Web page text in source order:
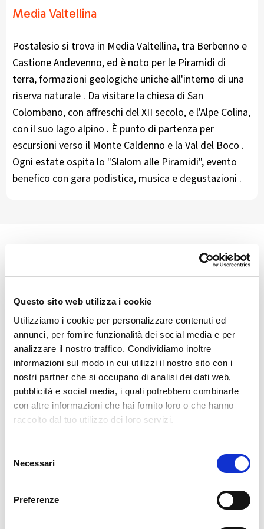
Questo sito web utilizza i cookie
Utilizziamo i cookie per personalizzare contenuti ed
annunci, per fornire funzionalità dei social media e per
analizzare il nostro traffico. Condividiamo inoltre
informazioni sul modo in cui utilizzi il nostro sito con i
nostri partner che si occupano di analisi dei dati web,
pubblicità e social media, i quali potrebbero combinarle
con altre informazioni che hai fornito loro o che hanno
raccolto dal tuo utilizzo dei loro servizi.
delNecessari
Preferenze
Media Valtellina
Postalesio si trova in Media Valtellina, tra Berbenno e
Castione Andevenno, ed è noto per le Piramidi di
terra, formazioni geologiche uniche all'interno di una
riserva naturale . Da visitare la chiesa di San
Colombano, con affreschi del XII secolo, e l'Alpe Colina,
con il suo lago alpino . È punto di partenza per
escursioni verso il Monte Caldenno e la Val del Boco .
Ogni estate ospita lo "Slalom alle Piramidi", evento
benefico con gara podistica, musica e degustazioni .​
Postalesio è un comune che si trova sul versante
retico mediovaltellinese, fra Berbenno di Valtellina, ad
si trova, ad una quota di poco superiore ai 500 metri, a
monte dell’ampio conoide di deiezione formato dal
torrente Caldenno, che scende dalla valle di
Postalesio, ad ovest del paese. A monte dell’abitato si
sviluppa l’ampio dosso che è delimitato ad ovest dalla
valle di Postalesio e ad est dalla valle del Boco (o
Bocco: il termine deriva da “sbocco” o, più
probabilmente, da “bocc”, ariete), e che scende dal
monte Caldenno (m. 2669), il punto di massima
elevazione del territorio comunale. Si tratta di un
territorio non ampio (circa 11 kmq), ma che presenta
naturalistico ed escursionistico. Il suo territorio ha